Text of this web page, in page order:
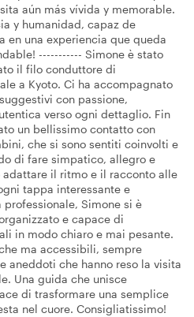
aún más vívida y memorable.
y humanidad, capaz de
en una experiencia que queda
----------- Simone è stato
il filo conduttore di
a Kyoto. Ci ha accompagnato
con passione,
verso ogni dettaglio. Fin
un bellissimo contatto con
che si sono sentiti coinvolti e
di fare simpatico, allegro e
il ritmo e il racconto alle
tappa interessante e
Simone si è
e capace di
in modo chiaro e mai pesante.
ma accessibili, sempre
aneddoti che hanno reso la visita
Una guida che unisce
di trasformare una semplice
nel cuore. Consigliatissimo!